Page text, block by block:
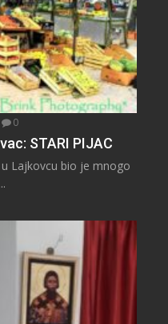
0
STARI PIJAC
Lajkovcu bio je mnogo